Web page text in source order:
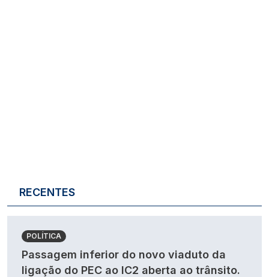
RECENTES
POLÍTICA
Passagem inferior do novo viaduto da
ligação do PEC ao IC2 aberta ao trânsito.